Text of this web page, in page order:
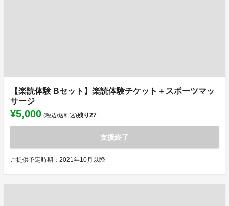
【楽読体験 Bセット】楽読体験チケット＋スポーツマッ
サージ
¥5,000 (税込/送料込)残り27
支援終了
ご提供予定時期：2021年10月以降